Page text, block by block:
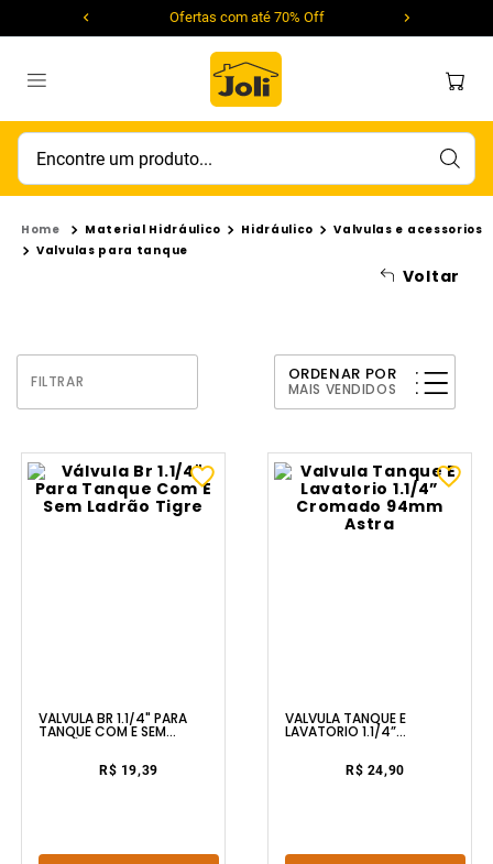
Ofertas com até 70% Off
Encontre um produto...
Voltar
Material Hidráulico Hidráulico
Valvulas e acessorios
Valvulas para tanque
FILTRAR ORDENAR POR
MAIS VENDIDOS
VÁLVULA BR 1.1/4" PARA
TANQUE COM E SEM
LADRÃO TIGRE
R$ 19,39
VALVULA TANQUE E
LAVATORIO 1.1/4”
CROMADO 94MM ASTRA
R$ 24,90